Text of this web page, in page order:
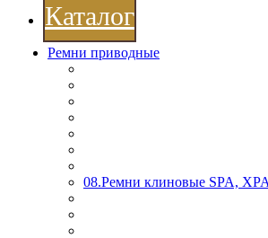
Каталог
Ремни приводные
08.Ремни клиновые SPA,